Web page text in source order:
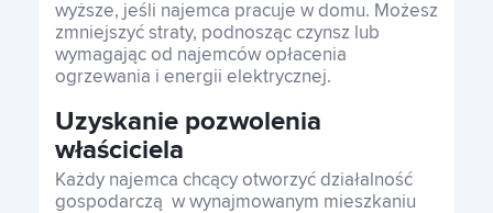
wyższe, jeśli najemca pracuje w domu. Możesz
zmniejszyć straty, podnosząc czynsz lub
wymagając od najemców opłacenia
ogrzewania i energii elektrycznej.
Uzyskanie pozwolenia
właściciela
Każdy najemca chcący otworzyć działalność
gospodarczą w wynajmowanym mieszkaniu